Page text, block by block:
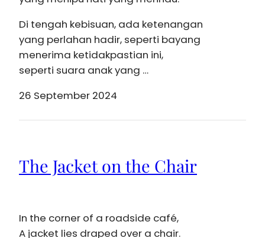
Di tengah kebisuan, ada ketenangan
yang perlahan hadir, seperti bayang
menerima ketidakpastian ini,
seperti suara anak yang …
26 September 2024
The Jacket on the Chair
In the corner of a roadside café,
A jacket lies draped over a chair.